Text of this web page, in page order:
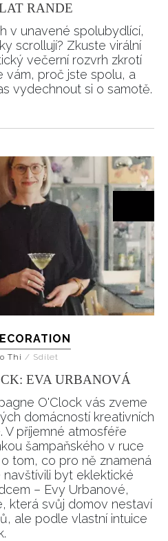
RANDE
v unavené spolubydlící,
scrollují? Zkuste virální
večerní rozvrh zkrotí
vám, proč jste spolu, a
vydechnout si o samotě.
Thi / Sdílet
EVA URBANOVÁ
O'Clock vás zveme
domácností kreativních
V příjemné atmosféře
šampaňského v ruce
tom, co pro ně znamená
navštívili byt eklektické
– Evy Urbanové,
která svůj domov nestaví
ale podle vlastní intuice